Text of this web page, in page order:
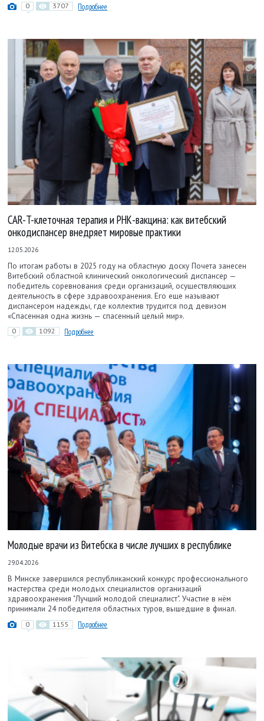
0 3707 Подробнее
CAR-T-клеточная терапия и РНК-вакцина: как витебский
онкодиспансер внедряет мировые практики
12.05.2026
По итогам работы в 2025 году на областную доску Почета занесен
Витебский областной клинический онкологический диспансер —
победитель соревнования среди организаций, осуществляющих
деятельность в сфере здравоохранения. Его еще называют
диспансером надежды, где коллектив трудится под девизом
«Спасенная одна жизнь — спасенный целый мир».
0 1092 Подробнее
Молодые врачи из Витебска в числе лучших в республике
29.04.2026
В Минске завершился республиканский конкурс профессионального
мастерства среди молодых специалистов организаций
здравоохранения "Лучший молодой специалист". Участие в нём
принимали 24 победителя областных туров, вышедшие в финал.
0 1155 Подробнее